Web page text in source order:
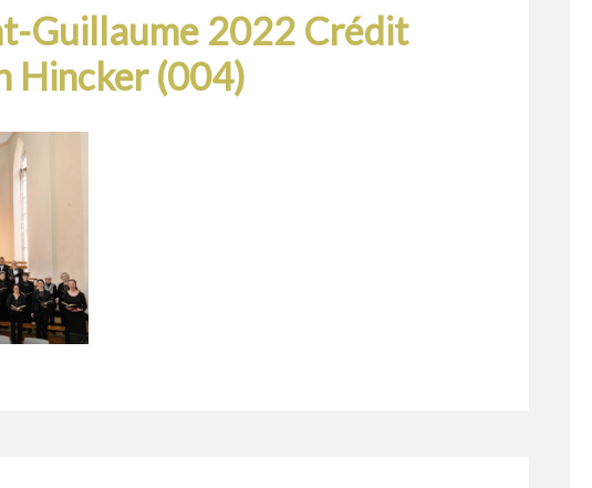
Guillaume 2022 Crédit
Hincker (004)